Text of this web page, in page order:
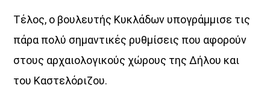
Τέλος, ο βουλευτής Κυκλάδων υπογράμμισε τις
πάρα πολύ σημαντικές ρυθμίσεις που αφορούν
στους αρχαιολογικούς χώρους της Δήλου και
του Καστελόριζου.